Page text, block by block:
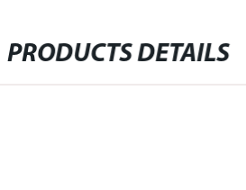
PRODUCTS DETAILS